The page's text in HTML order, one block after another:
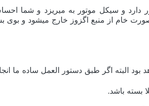
دارد و سیکل موتور به میریزد و
خام از منبع اگزوز خارج میشود و بوی
البته اگر طبق دستور العمل ساده ما
بسته باشد.